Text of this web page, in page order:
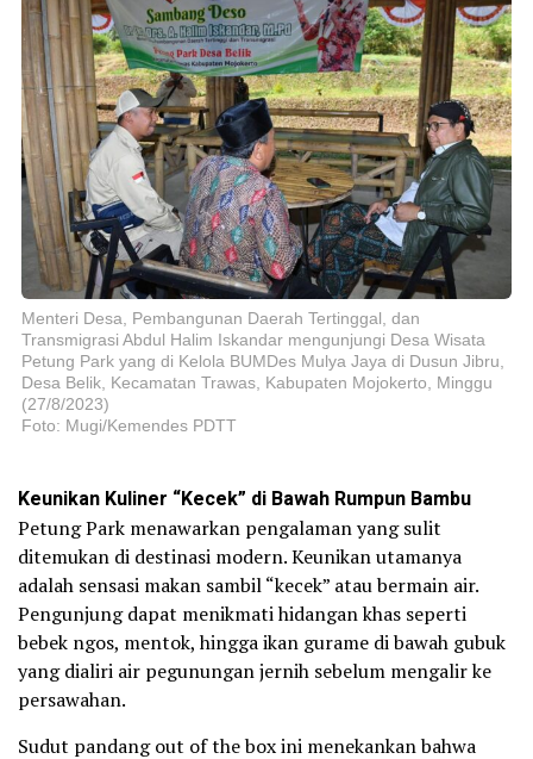
Menteri Desa, Pembangunan Daerah Tertinggal, dan
Transmigrasi Abdul Halim Iskandar mengunjungi Desa Wisata
Petung Park yang di Kelola BUMDes Mulya Jaya di Dusun Jibru,
Desa Belik, Kecamatan Trawas, Kabupaten Mojokerto, Minggu
(27/8/2023)
Foto: Mugi/Kemendes PDTT
Keunikan Kuliner “Kecek” di Bawah Rumpun Bambu
Petung Park menawarkan pengalaman yang sulit
ditemukan di destinasi modern. Keunikan utamanya
adalah sensasi makan sambil “kecek” atau bermain air.
Pengunjung dapat menikmati hidangan khas seperti
bebek ngos, mentok, hingga ikan gurame di bawah gubuk
yang dialiri air pegunungan jernih sebelum mengalir ke
persawahan.
Sudut pandang out of the box ini menekankan bahwa